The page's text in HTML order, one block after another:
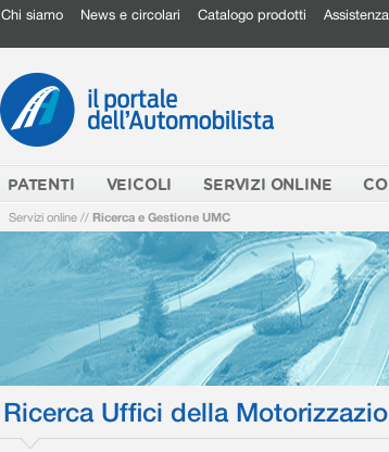
Chi siamo News e circolari Catalogo prodotti Assistenza
PATENTI VEICOLI SERVIZI ONLINE
Servizi online // Ricerca e Gestione UMC
Ricerca Uffici della